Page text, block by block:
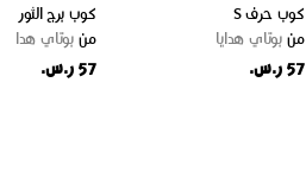
كوب حرف S
من بوتاي هدايا
57 ر.س.
كوب برج الثور
من بوتاي هدايا
57 ر.س.